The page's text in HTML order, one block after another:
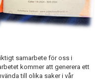
samarbete för oss i
kommer att generera ett
till olika saker i vår